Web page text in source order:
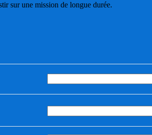
sur une mission de longue durée.